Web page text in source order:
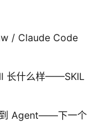
/ Claude Code
长什么样——SKIL
到 Agent——下一个